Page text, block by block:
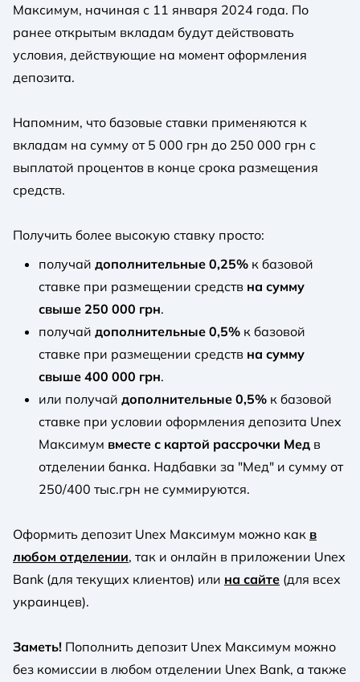
Максимум, начиная с 11 января 2024 года. По
ранее открытым вкладам будут действовать
условия, действующие на момент оформления
депозита.
Напомним, что базовые ставки применяются к
вкладам на сумму от 5 000 грн до 250 000 грн с
выплатой процентов в конце срока размещения
средств.
Получить более высокую ставку просто:
получай дополнительные 0,25% к базовой
ставке при размещении средств на сумму
свыше 250 000 грн.
получай дополнительные 0,5% к базовой
ставке при размещении средств на сумму
свыше 400 000 грн.
или получай дополнительные 0,5% к базовой
ставке при условии оформления депозита Unex
Максимум вместе с картой рассрочки Мед в
отделении банка. Надбавки за "Мед" и сумму от
250/400 тыс.грн не суммируются.
Оформить депозит Unex Максимум можно как в
любом отделении, так и онлайн в приложении Unex
Bank (для текущих клиентов) или на сайте (для всех
украинцев).
Заметь! Пополнить депозит Unex Максимум можно
без комиссии в любом отделении Unex Bank, а также